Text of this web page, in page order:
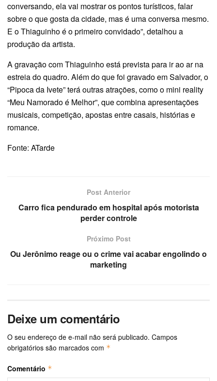
conversando, ela vai mostrar os pontos turísticos, falar
sobre o que gosta da cidade, mas é uma conversa mesmo.
E o Thiaguinho é o primeiro convidado”, detalhou a
produção da artista.
A gravação com Thiaguinho está prevista para ir ao ar na
estreia do quadro. Além do que foi gravado em Salvador, o
“Pipoca da Ivete” terá outras atrações, como o mini reality
“Meu Namorado é Melhor”, que combina apresentações
musicais, competição, apostas entre casais, histórias e
romance.
Fonte: ATarde
Post Anterior
Carro fica pendurado em hospital após motorista
perder controle
Próximo Post
Ou Jerônimo reage ou o crime vai acabar engolindo o
marketing
Deixe um comentário
O seu endereço de e-mail não será publicado. Campos
obrigatórios são marcados com *
Comentário *